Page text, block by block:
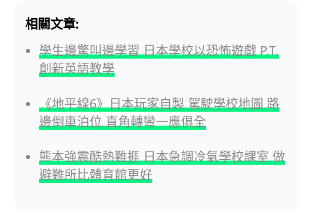
相關文章:
學生邊驚叫邊學習 日本學校以恐怖遊戲 P.T.
創新英語教學
《地平線6》日本玩家自製 駕駛學校地圖 路
邊倒車泊位 直角轉彎一應俱全
熊本強震酷熱難捱 日本急調冷氣學校課室 做
避難所比體育館更好